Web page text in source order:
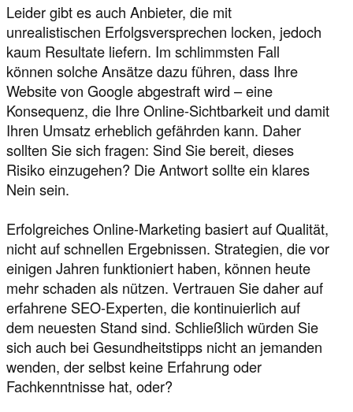
Leider gibt es auch Anbieter, die mit
unrealistischen Erfolgsversprechen locken, jedoch
kaum Resultate liefern. Im schlimmsten Fall
können solche Ansätze dazu führen, dass Ihre
Website von Google abgestraft wird – eine
Konsequenz, die Ihre Online-Sichtbarkeit und damit
Ihren Umsatz erheblich gefährden kann. Daher
sollten Sie sich fragen: Sind Sie bereit, dieses
Risiko einzugehen? Die Antwort sollte ein klares
Nein sein.
Erfolgreiches Online-Marketing basiert auf Qualität,
nicht auf schnellen Ergebnissen. Strategien, die vor
einigen Jahren funktioniert haben, können heute
mehr schaden als nützen. Vertrauen Sie daher auf
erfahrene SEO-Experten, die kontinuierlich auf
dem neuesten Stand sind. Schließlich würden Sie
sich auch bei Gesundheitstipps nicht an jemanden
wenden, der selbst keine Erfahrung oder
Fachkenntnisse hat, oder?